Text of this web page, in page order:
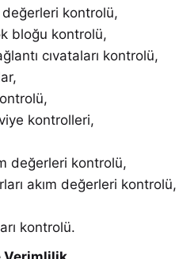
değerleri kontrolü,
bloğu kontrolü,
cıvataları kontrolü,
kontrolleri,
değerleri kontrolü,
akım değerleri kontrolü,
kontrolü.